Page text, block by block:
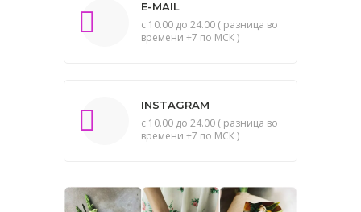
E-MAIL
с 10.00 до 24.00 ( разница во
времени +7 по МСК )
INSTAGRAM
с 10.00 до 24.00 ( разница во
времени +7 по МСК )